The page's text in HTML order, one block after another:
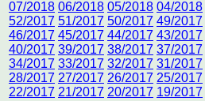
07/2018 06/2018 05/2018 04/2018
52/2017 51/2017 50/2017 49/2017
46/2017 45/2017 44/2017 43/2017
40/2017 39/2017 38/2017 37/2017
34/2017 33/2017 32/2017 31/2017
28/2017 27/2017 26/2017 25/2017
22/2017 21/2017 20/2017 19/2017